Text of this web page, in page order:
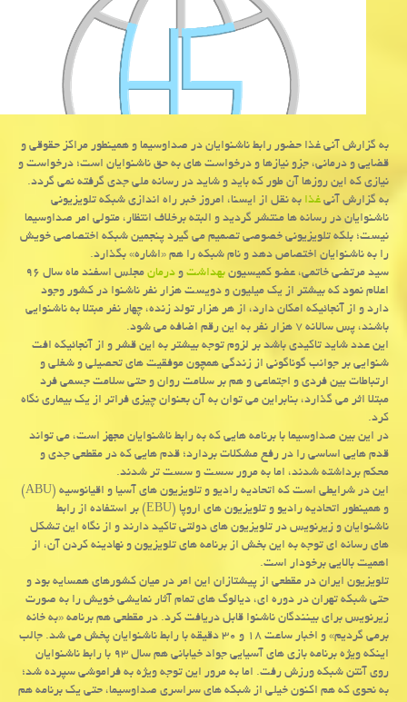
به گزارش آنی غذا حضور رابط ناشنوایان در صداوسیما و همینطور مراكز حقوقی و
قضایی و درمانی، جزو نیازها و درخواست های به حق ناشنوایان است؛ درخواست و
نیازی كه این روزها آن طور كه باید و شاید در رسانه ملی جدی گرفته نمی گردد.
به گزارش آنیغذابه نقل از ایسنا، امروز خبر راه اندازی شبكه تلویزیونی
ناشنوایان در رسانه ها منتشر گردید و البته برخلاف انتظار، متولی امر صداوسیما
نیست؛ بلكه تلویزیونی خصوصی تصمیم می گیرد پنجمین شبكه اختصاصی خویش
را به ناشنوایان اختصاص دهد و نام شبكه را هم «اشاره» بگذارد.
سید مرتضی خاتمی، عضو كمیسیونبهداشتودرمان
مجلس اسفند ماه سال ۹۶
اعلام نمود كه بیشتر از یك میلیون و دویست هزار نفر ناشنوا در كشور وجود
دارد و از آنجائیكه امكان دارد، از هر هزار تولد زنده، چهار نفر مبتلا به ناشنوایی
باشند، پس سالانه ۷ هزار نفر به این رقم اضافه می شود.
این عدد شاید تاكیدی باشد بر لزوم توجه بیشتر به این قشر و از آنجائیكه افت
شنوایی بر جوانب گوناگونی از زندگی همچون موفقیت های تحصیلی و شغلی و
ارتباطات بین فردی و اجتماعی و هم بر سلامت روان و حتی سلامت جسمی فرد
مبتلا اثر می گذارد، بنابراین می توان به آن بعنوان چیزی فراتر از یك بیماری نگاه
كرد.
در این بین صداوسیما با برنامه هایی كه به رابط ناشنوایان مجهز است، می تواند
قدم هایی اساسی را در رفع مشكلات بردارد؛ قدم هایی كه در مقطعی جدی و
محكم برداشته شدند، اما به مرور سست و سست تر شدند.
این در شرایطی است كه اتحادیه رادیو و تلویزیون های آسیا و اقیانوسیه (ABU)
و همینطور اتحادیه رادیو و تلویزیون های اروپا (EBU) بر استفاده از رابط
ناشنوایان و زیرنویس در تلویزیون های دولتی تاكید دارند و از نگاه این تشكل
های رسانه ای توجه به این بخش از برنامه های تلویزیون و نهادینه كردن آن، از
اهمیت بالایی برخودار است.
تلویزیون ایران در مقطعی از پیشتازان این امر در میان كشورهای همسایه بود و
حتی شبكه تهران در دوره ای، دیالوگ های تمام آثار نمایشی خویش را به صورت
زیرنویس برای بینندگان ناشنوا قابل دریافت كرد. در مقطعی هم برنامه «به خانه
برمی گردیم» و اخبار ساعت ۱۸ و ۳۰ دقیقه با رابط ناشنوایان پخش می شد. جالب
اینكه ویژه برنامه بازی های آسیایی جواد خیابانی هم سال ۹۳ با رابط ناشنوایان
روی آنتن شبكه ورزش رفت. اما به مرور این توجه ویژه به فراموشی سپرده شد؛
به نحوی كه هم اكنون خیلی از شبكه های سراسری صداوسیما، حتی یك برنامه هم